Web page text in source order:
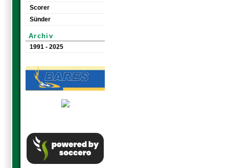
Scorer
Sünder
Archiv
1991 - 2025